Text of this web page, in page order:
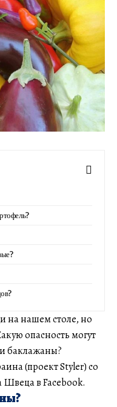
на нашем столе, но
опасность могут
баклажаны?
(проект Styler) со
Швеца в Facebook.